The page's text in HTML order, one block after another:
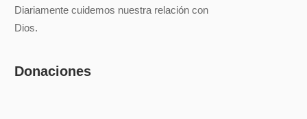
Diariamente cuidemos nuestra relación con
Dios.
Donaciones